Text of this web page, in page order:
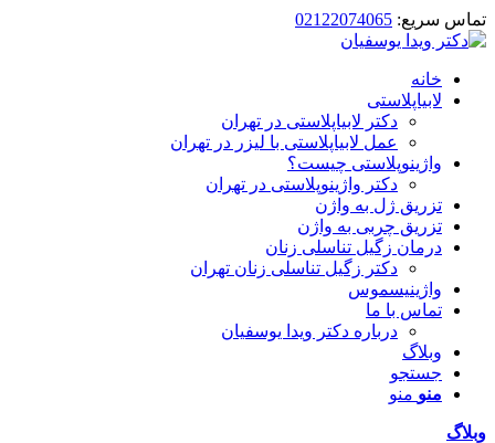
تماس سریع: 02122074065
خانه
لابیاپلاستی
دکتر لابیاپلاستی در تهران
عمل لابیاپلاستی با لیزر در تهران
واژینوپلاستی چیست؟
دکتر واژینوپلاستی در تهران
تزریق ژل به واژن
تزریق چربی به واژن
درمان زگیل تناسلی زنان
دکتر زگیل تناسلی زنان تهران
واژینیسموس
تماس با ما
درباره دکتر ویدا یوسفیان
وبلاگ
جستجو
منو منو
وبلاگ